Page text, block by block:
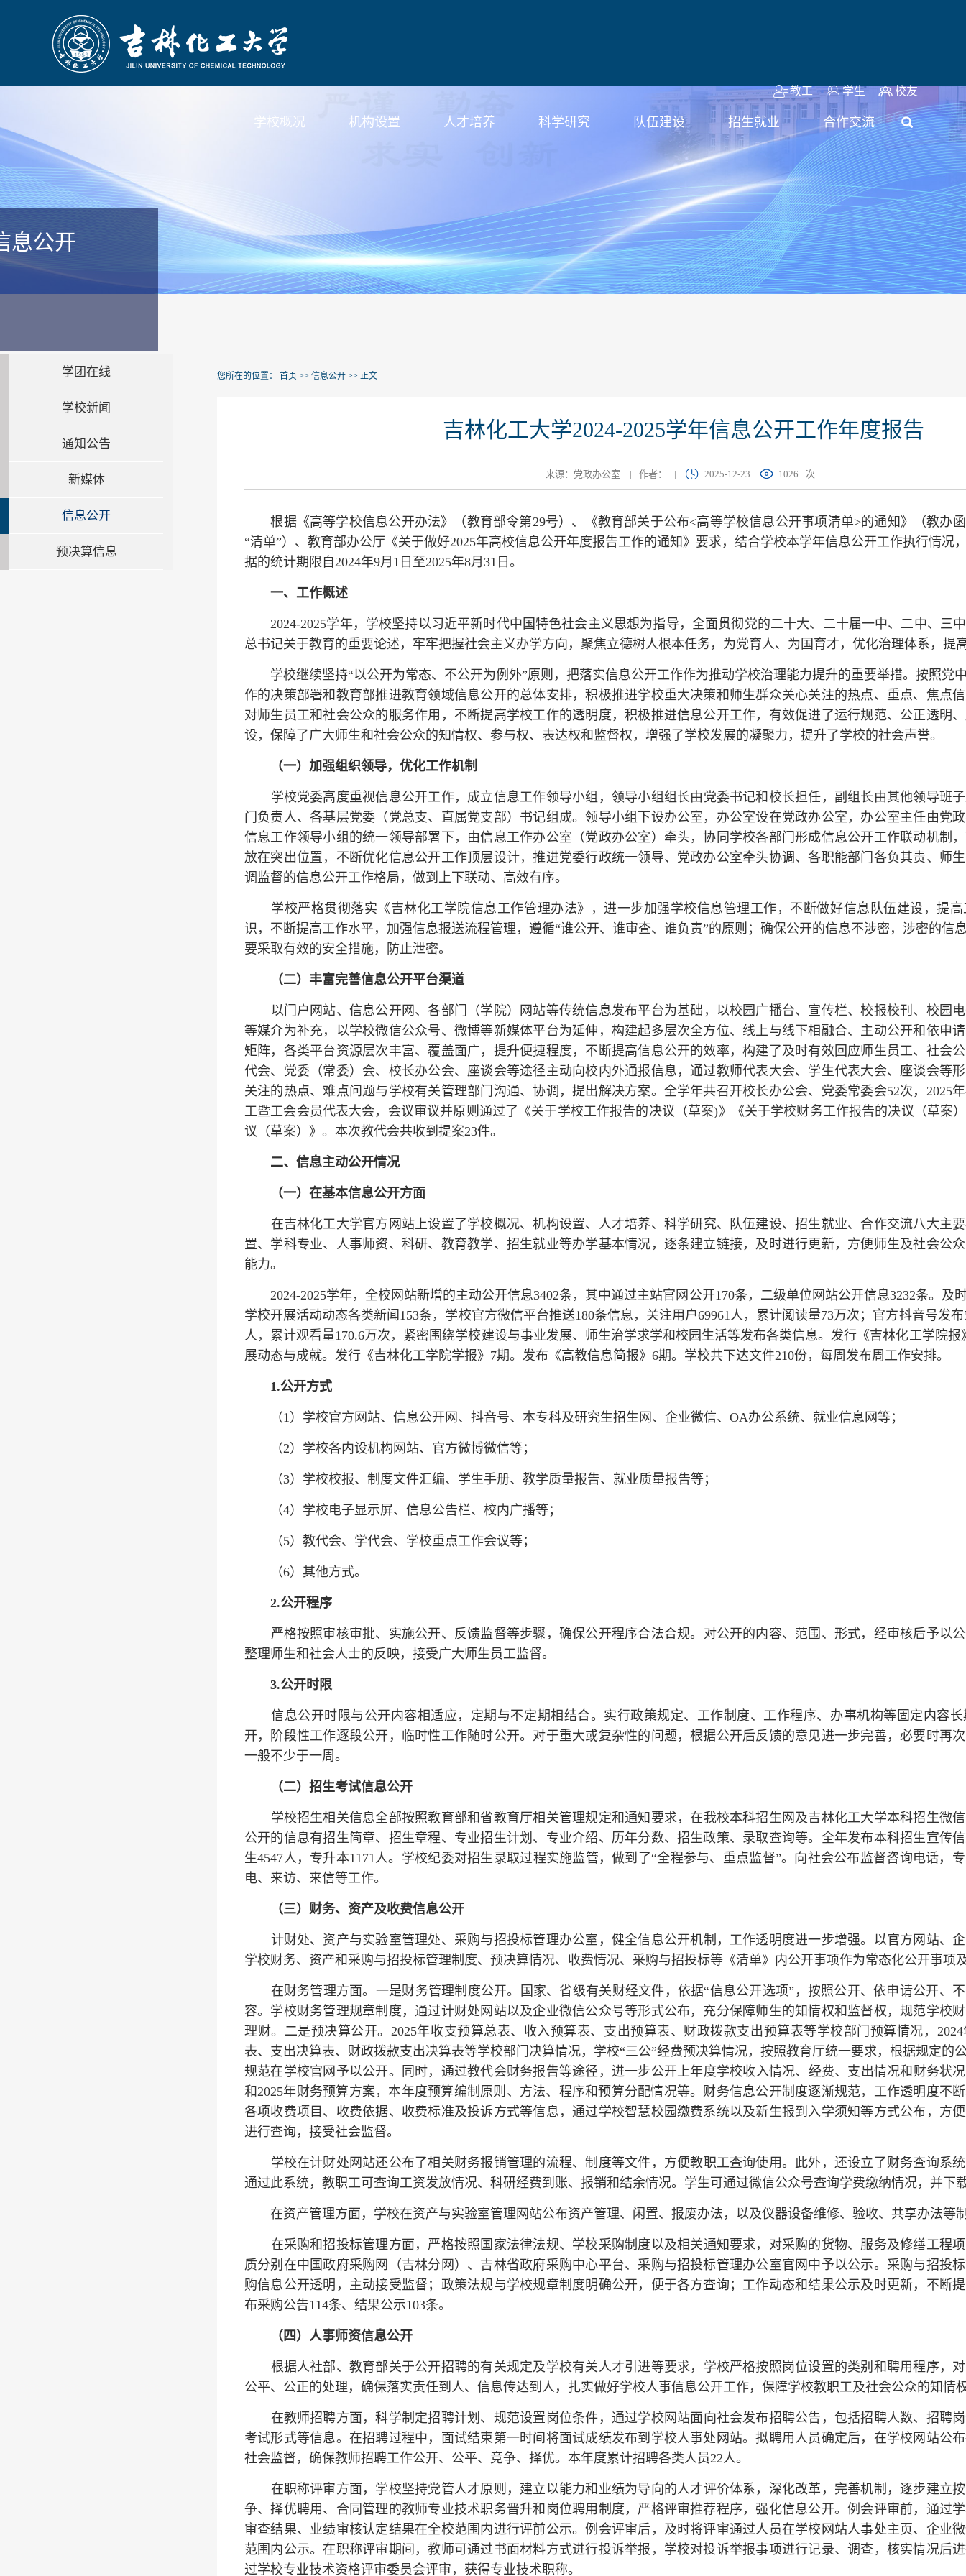
教工 学生 校友
学校概况 机构设置 人才培养 科学研究 队伍建设 招生就业 合作交流
息公开
学团在线
学校新闻
通知公告
新媒体
信息公开
预决算信息
您所在的位置： 首页 >> 信息公开 >> 正文
​吉林化工大学2024-2025学年信息公开工作年度报告
来源：党政办公室 | 作者： | 2025-12-23 1026 次
根据《高等学校信息公开办法》（教育部令第29号）、《教育部关于公布<高等学校信息公开事项清单>的通知》（教办函
“清单”）、教育部办公厅《关于做好2025年高校信息公开年度报告工作的通知》要求，结合学校本学年信息公开工作执行情况
据的统计期限自2024年9月1日至2025年8月31日。
一、工作概述
2024-2025学年，学校坚持以习近平新时代中国特色社会主义思想为指导，全面贯彻党的二十大、二十届一中、二中、三
总书记关于教育的重要论述，牢牢把握社会主义办学方向，聚焦立德树人根本任务，为党育人、为国育才，优化治理体系，提
学校继续坚持“以公开为常态、不公开为例外”原则，把落实信息公开工作作为推动学校治理能力提升的重要举措。按照党
作的决策部署和教育部推进教育领域信息公开的总体安排，积极推进学校重大决策和师生群众关心关注的热点、重点、焦点
对师生员工和社会公众的服务作用，不断提高学校工作的透明度，积极推进信息公开工作，有效促进了运行规范、公正透明
设，保障了广大师生和社会公众的知情权、参与权、表达权和监督权，增强了学校发展的凝聚力，提升了学校的社会声誉。
（一） 加强组织领导， 优化工作机制
学校党委高度重视信息公开工作，成立信息工作领导小组，领导小组组长由党委书记和校长担任，副组长由其他领导班
门负责人、各基层党委（党总支、直属党支部）书记组成。领导小组下设办公室，办公室设在党政办公室，办公室主任由党
信息工作领导小组的统一领导部署下，由信息工作办公室（党政办公室）牵头，协同学校各部门形成信息公开工作联动机制，
放在突出位置，不断优化信息公开工作顶层设计，推进党委行政统一领导、党政办公室牵头协调、各职能部门各负其责、师
调监督的信息公开工作格局，做到上下联动、高效有序。
学校严格贯彻落实《吉林化工学院信息工作管理办法》，进一步加强学校信息管理工作，不断做好信息队伍建设，提
识，不断提高工作水平，加强信息报送流程管理，遵循“谁公开、谁审查、谁负责”的原则；确保公开的信息不涉密，涉密的信
要采取有效的安全措施，防止泄密。
（二）丰富完善信息公开平台渠道
以门户网站、信息公开网、各部门（学院）网站等传统信息发布平台为基础，以校园广播台、宣传栏、校报校刊、校园
等媒介为补充，以学校微信公众号、微博等新媒体平台为延伸，构建起多层次全方位、线上与线下相融合、主动公开和依申
矩阵，各类平台资源层次丰富、覆盖面广，提升便捷程度，不断提高信息公开的效率，构建了及时有效回应师生员工、社会
代会、党委（常委）会、校长办公会、座谈会等途径主动向校内外通报信息，通过教师代表大会、学生代表大会、座谈会等
关注的热点、难点问题与学校有关管理部门沟通、协调，提出解决方案。全学年共召开校长办公会、党委常委会52次，2025
工暨工会会员代表大会，会议审议并原则通过了《关于学校工作报告的决议（草案)》《关于学校财务工作报告的决议（草案
议（草案）》。本次教代会共收到提案23件。
二、信息主动公开情况
（一）在基本信息公开方面
在吉林化工大学官方网站上设置了学校概况、机构设置、人才培养、科学研究、队伍建设、招生就业、合作交流八大主
置、学科专业、人事师资、科研、教育教学、招生就业等办学基本情况，逐条建立链接，及时进行更新，方便师生及社会公
能力。
2024-2025学年，全校网站新增的主动公开信息3402条，其中通过主站官网公开170条，二级单位网站公开信息3232条。及
学校开展活动动态各类新闻153条，学校官方微信平台推送180条信息，关注用户69961人，累计阅读量73万次；官方抖音号发
人，累计观看量170.6万次，紧密围绕学校建设与事业发展、师生治学求学和校园生活等发布各类信息。发行《吉林化工学院
展动态与成就。发行《吉林化工学院学报》7期。发布《高教信息简报》6期。学校共下达文件210份，每周发布周工作安排。
1.公开方式
（1）学校官方网站、信息公开网、抖音号、本专科及研究生招生网、企业微信、OA办公系统、就业信息网等；
（2）学校各内设机构网站、官方微博微信等；
（3）学校校报、制度文件汇编、学生手册、教学质量报告、就业质量报告等；
（4）学校电子显示屏、信息公告栏、校内广播等；
（5）教代会、学代会、学校重点工作会议等；
（6）其他方式。
2.公开程序
严格按照审核审批、实施公开、反馈监督等步骤，确保公开程序合法合规。对公开的内容、范围、形式，经审核后予以
整理师生和社会人士的反映，接受广大师生员工监督。
3.公开时限
信息公开时限与公开内容相适应，定期与不定期相结合。实行政策规定、工作制度、工作程序、办事机构等固定内容
开，阶段性工作逐段公开，临时性工作随时公开。对于重大或复杂性的问题，根据公开后反馈的意见进一步完善，必要时再
一般不少于一周。
（二）招生考试信息公开
学校招生相关信息全部按照教育部和省教育厅相关管理规定和通知要求，在我校本科招生网及吉林化工大学本科招生微
公开的信息有招生简章、招生章程、专业招生计划、专业介绍、历年分数、招生政策、录取查询等。全年发布本科招生宣传
生4547人，专升本1171人。学校纪委对招生录取过程实施监管，做到了“全程参与、重点监督”。向社会公布监督咨询电话，
电、来访、来信等工作。
（三）财务、资产及收费信息公开
计财处、资产与实验室管理处、采购与招投标管理办公室，健全信息公开机制，工作透明度进一步增强。以官方网站、
学校财务、资产和采购与招投标管理制度、预决算情况、收费情况、采购与招投标等《清单》内公开事项作为常态化公开事项
在财务管理方面。一是财务管理制度公开。国家、省级有关财经文件，依据“信息公开选项”，按照公开、依申请公开、
容。学校财务管理规章制度，通过计财处网站以及企业微信公众号等形式公布，充分保障师生的知情权和监督权，规范学校
理财。二是预决算公开。2025年收支预算总表、收入预算表、支出预算表、财政拨款支出预算表等学校部门预算情况，
表、支出决算表、财政拨款支出决算表等学校部门决算情况，学校“三公”经费预决算情况，按照教育厅统一要求，根据规定的
规范在学校官网予以公开。同时，通过教代会财务报告等途径，进一步公开上年度学校收入情况、经费、支出情况和财务状
和2025年财务预算方案，本年度预算编制原则、方法、程序和预算分配情况等。财务信息公开制度逐渐规范，工作透明度不
各项收费项目、收费依据、收费标准及投诉方式等信息，通过学校智慧校园缴费系统以及新生报到入学须知等方式公布，方
进行查询，接受社会监督。
学校在计财处网站还公布了相关财务报销管理的流程、制度等文件，方便教职工查询使用。此外，还设立了财务查询系
通过此系统，教职工可查询工资发放情况、科研经费到账、报销和结余情况。学生可通过微信公众号查询学费缴纳情况，并下
在资产管理方面，学校在资产与实验室管理网站公布资产管理、闲置、报废办法，以及仪器设备维修、验收、共享办法等
在采购和招投标管理方面，严格按照国家法律法规、学校采购制度以及相关通知要求，对采购的货物、服务及修缮工程
质分别在中国政府采购网（吉林分网）、吉林省政府采购中心平台、采购与招投标管理办公室官网中予以公示。采购与招投
购信息公开透明，主动接受监督；政策法规与学校规章制度明确公开，便于各方查询；工作动态和结果公示及时更新，不断
布采购公告114条、结果公示103条。
（四）人事师资信息公开
根据人社部、教育部关于公开招聘的有关规定及学校有关人才引进等要求，学校严格按照岗位设置的类别和聘用程序，
公平、公正的处理，确保落实责任到人、信息传达到人，扎实做好学校人事信息公开工作，保障学校教职工及社会公众的知情
在教师招聘方面，科学制定招聘计划、规范设置岗位条件，通过学校网站面向社会发布招聘公告，包括招聘人数、招聘
考试形式等信息。在招聘过程中，面试结束第一时间将面试成绩发布到学校人事处网站。拟聘用人员确定后，在学校网站公
社会监督，确保教师招聘工作公开、公平、竞争、择优。本年度累计招聘各类人员22人。
在职称评审方面，学校坚持党管人才原则，建立以能力和业绩为导向的人才评价体系，深化改革，完善机制，逐步建立
争、择优聘用、合同管理的教师专业技术职务晋升和岗位聘用制度，严格评审推荐程序，强化信息公开。例会评审前，通过
审查结果、业绩审核认定结果在全校范围内进行评前公示。例会评审后，及时将评审通过人员在学校网站人事处主页、企业
范围内公示。在职称评审期间，教师可通过书面材料方式进行投诉举报，学校对投诉举报事项进行记录、调查，核实情况后
过学校专业技术资格评审委员会评审，获得专业技术职称。